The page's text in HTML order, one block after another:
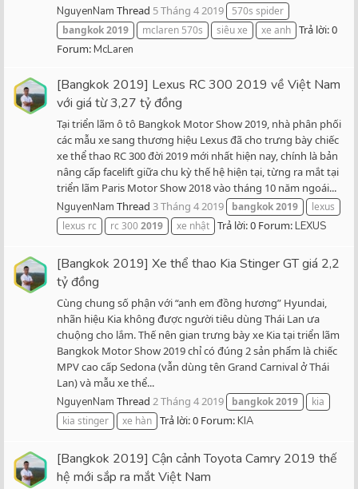
NguyenNam Thread 5 Tháng 4 2019
570s spider
bangkok2019 mclaren 570s siêu xe xe anh Trả lời: 0
Forum:McLaren
[Bangkok 2019] Lexus RC 300 2019 về Việt Nam
với giá từ 3,27 tỷ đồng
Tại triển lãm ô tô Bangkok Motor Show 2019, nhà phân phối
các mẫu xe sang thương hiệu Lexus đã cho trưng bày chiếc
xe thể thao RC 300 đời 2019 mới nhất hiện nay, chính là bản
nâng cấp facelift giữa chu kỳ thế hệ hiện tại, từng ra mắt tại
triển lãm Paris Motor Show 2018 vào tháng 10 năm ngoái...
NguyenNam Thread 3 Tháng 4 2019 bangkok2019
lexus
lexus rc
rc 3002019 xe nhật Trả lời: 0 Forum:LEXUS
[Bangkok 2019] Xe thể thao Kia Stinger GT giá 2,2
tỷ đồng
Cùng chung số phận với “anh em đồng hương” Hyundai,
nhãn hiệu Kia không được người tiêu dùng Thái Lan ưa
chuộng cho lắm. Thế nên gian trưng bày xe Kia tại triển lãm
Bangkok Motor Show 2019 chỉ có đúng 2 sản phẩm là chiếc
MPV cao cấp Sedona (vẫn dùng tên Grand Carnival ở Thái
Lan) và mẫu xe thể...
NguyenNam Thread 2 Tháng 4 2019 bangkok2019
kia
kia stinger
xe hàn Trả lời: 0 Forum:KIA
[Bangkok 2019] Cận cảnh Toyota Camry 2019 thế
hệ mới sắp ra mắt Việt Nam